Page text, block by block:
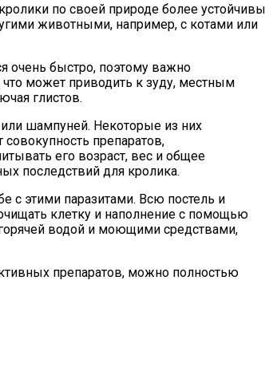
по своей природе более устойчивы
животными, например, с котами или
очень быстро, поэтому важно
что может приводить к зуду, местным
глистов.
шампуней. Некоторые из них
препаратов,
его возраст, вес и общее
последствий для кролика.
с этими паразитами. Всю постель и
клетку и наполнение с помощью
водой и моющими средствами,
препаратов, можно полностью